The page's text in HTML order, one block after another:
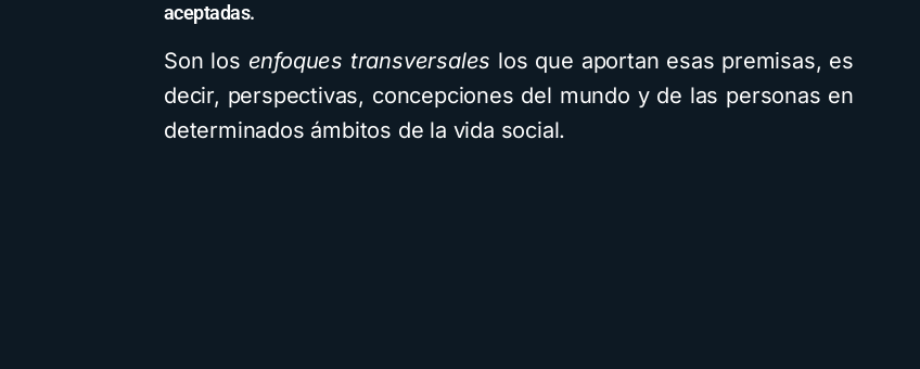
aceptadas.
Son los enfoques transversales los que aportan esas premisas, es
decir, perspectivas, concepciones del mundo y de las personas en
determinados ámbitos de la vida social.